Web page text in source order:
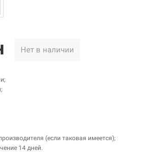
Нет в наличии
(если таковая имеется);
14 дней.